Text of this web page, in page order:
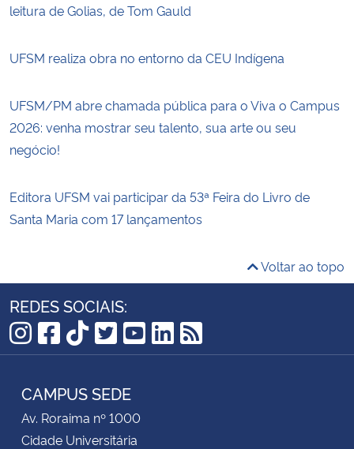
leitura de Golias, de Tom Gauld
UFSM realiza obra no entorno da CEU Indígena
UFSM/PM abre chamada pública para o Viva o Campus
2026: venha mostrar seu talento, sua arte ou seu
negócio!
Editora UFSM vai participar da 53ª Feira do Livro de
Santa Maria com 17 lançamentos
Voltar ao topo
REDES SOCIAIS:
Instagram
Facebook
TikTok
Twitter
YouTube
LinkedIn
RSS
CAMPUS SEDE
Av. Roraima nº 1000
Cidade Universitária